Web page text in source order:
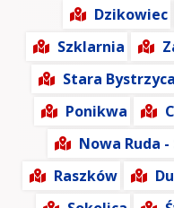
Dzikowiec
Szklarnia
Stara Bystrzyca
Ponikwa
Nowa Ruda -
Raszków